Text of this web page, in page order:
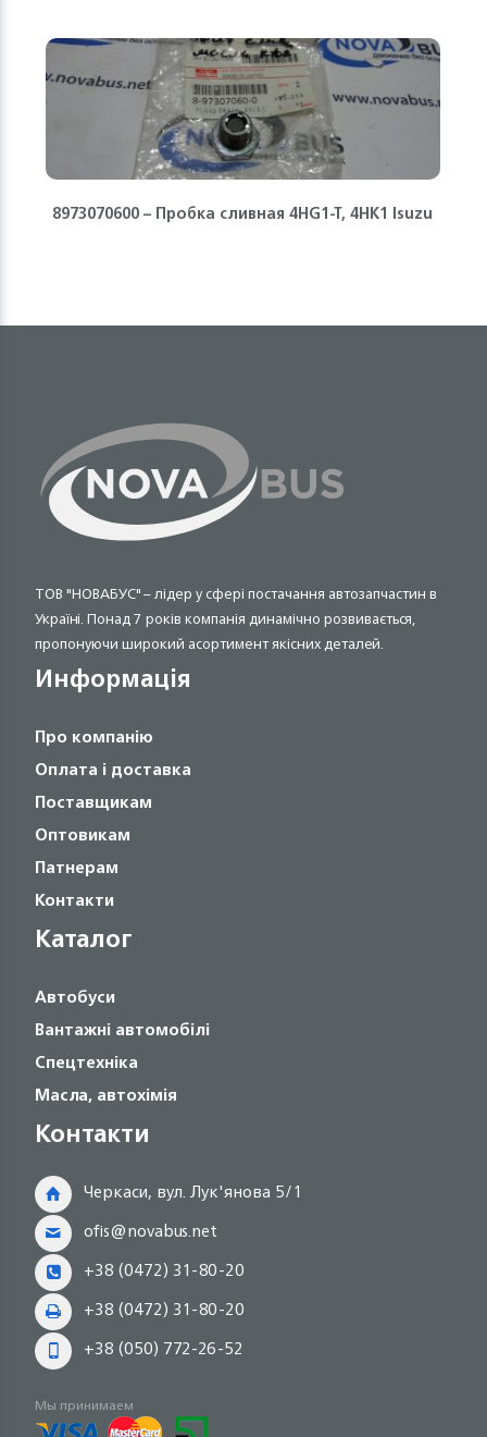
8973070600 – Пробка сливная 4HG1-T, 4HK1 Isuzu
ТОВ "НОВАБУС" – лідер у сфері постачання автозапчастин в
Україні. Понад 7 років компанія динамічно розвивається,
пропонуючи широкий асортимент якісних деталей.
Информація
Про компанію
Оплата і доставка
Поставщикам
Оптовикам
Патнерам
Контакти
Каталог
Автобуси
Вантажні автомобілі
Спецтехніка
Масла, автохімія
Контакти
Черкаси, вул. Лук'янова 5/1
ofis@novabus.net
+38 (0472) 31-80-20
+38 (0472) 31-80-20
+38 (050) 772-26-52
Мы принимаем